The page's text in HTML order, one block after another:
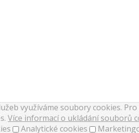
využíváme soubory cookies.
Více informací o ukládání souborů
Analytické cookies